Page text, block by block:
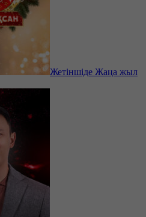
Жетіншіде Жаңа жыл